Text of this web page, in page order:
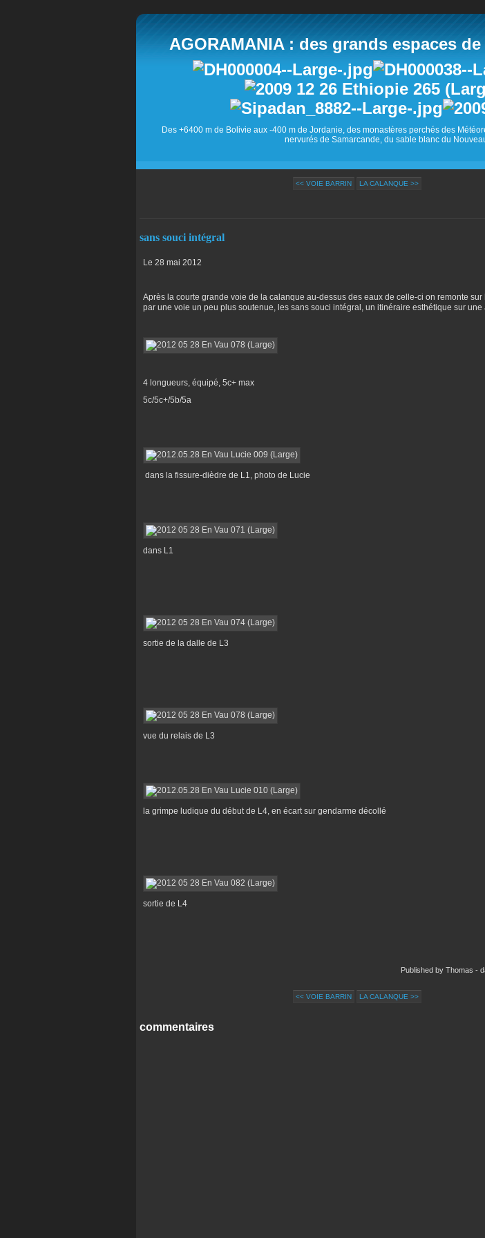
AGORAMANIA : des grands espaces
Des +6400 m de Bolivie aux -400 m de Jordanie, des monastères perchés des
nervurés de Samarcande, du sable blanc du
<< VOIE BARRIN LA CALANQUE >>
sans souci intégral
Le 28 mai 2012
Après la courte grande voie de la calanque au-dessus des eaux de celle-ci on remonte
par une voie un peu plus soutenue, les sans souci intégral, un itinéraire esthétique sur une
4 longueurs, équipé, 5c+ max
5c/5c+/5b/5a
dans la fissure-dièdre de L1, photo de Lucie
dans L1
sortie de la dalle de L3
vue du relais de L3
la grimpe ludique du début de L4, en écart sur gendarme décollé
sortie de L4
Published by Thomas -
<< VOIE BARRIN LA CALANQUE >>
commentaires